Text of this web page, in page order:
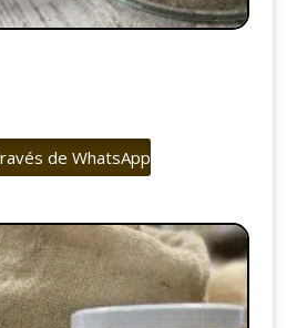
de WhatsApp